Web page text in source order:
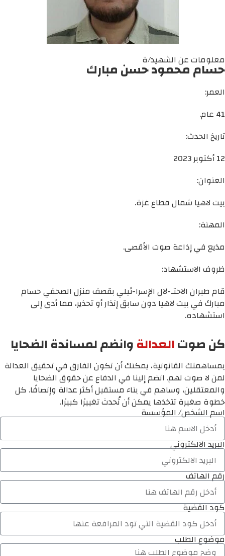
معلومات عن الشهيد/ة
حسام محمود حسن مبارك
العمر:
41 عام.
تاريخ الحدث:
12 أكتوبر 2023
العنوان:
بيت لاهيا شمال قطاع غزة.
المهنة:
مذيع في إذاعة صوت الأقصى.
ظروف الاستشهاد:
قام طيران الاحتـ-لال الإسرا-ئيلي بقصف منزل الصحفي حسام
مبارك في بيت لاهيا دون سابق إنذار أو تحذير، مما أدى إلى
استشهاده.
كن صوتالعدالةوانضم لمساندة الضحايا
بمساهمتك القانونية، يمكنك أن تكون الفارق في تحقيق العدالة
لمن لا صوت لهم. انضم إلينا في الدفاع عن حقوق الضحايا
والمعتقلين، وساهم في بناء مستقبل أكثر عدالة وإنصافًا. كل
خطوة صغيرة تتخذها يمكن أن تُحدث تغييرًا كبيرًا.
اسم الشخص/ المؤسسة
البريد الالكتروني
رقم الهاتف
كود القضية
موضوع الطلب